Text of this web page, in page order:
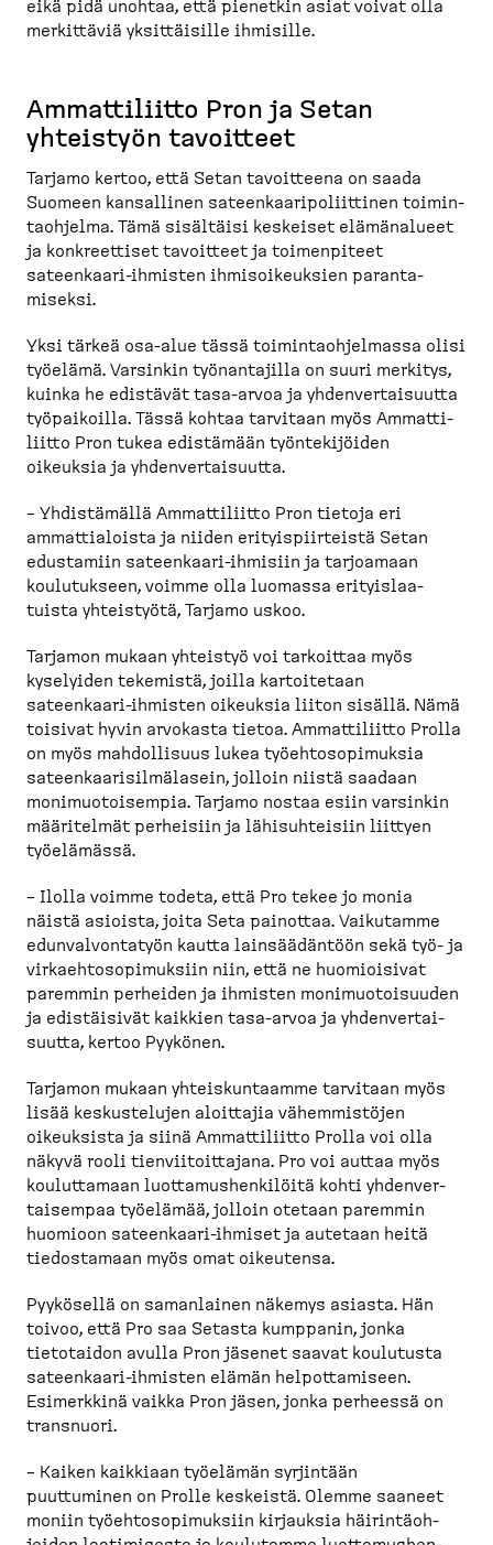
eikä pidä unohtaa, että pienetkin asiat voivat olla
merkittäviä yksittäisille ihmisille.
Ammatti­liitto Pron ja Setan
yhteistyön tavoitteet
Tarjamo kertoo, että Setan tavoitteena on saada
Suomeen kansallinen sateen­kaa­ri­po­liittinen toimin­
taohjelma. Tämä sisältäisi keskeiset elämänalueet
ja konkreettiset tavoitteet ja toimen­piteet
sateenkaari-​ihmisten ihmisoi­keuksien paranta­
miseksi.
Yksi tärkeä osa-​alue tässä toimin­taoh­jelmassa olisi
työelämä. Varsinkin työnan­tajilla on suuri merkitys,
kuinka he edistävät tasa-​arvoa ja yhdenver­tai­suutta
työpai­koilla. Tässä kohtaa tarvitaan myös Ammatti­
liitto Pron tukea edistämään työnte­ki­jöiden
oikeuksia ja yhdenver­tai­suutta.
– Yhdistämällä Ammatti­liitto Pron tietoja eri
ammattia­loista ja niiden erityis­piir­teistä Setan
edustamiin sateenkaari-​ihmisiin ja tarjoamaan
koulutukseen, voimme olla luomassa erityis­laa­
tuista yhteistyötä, Tarjamo uskoo.
Tarjamon mukaan yhteistyö voi tarkoittaa myös
kyselyiden tekemistä, joilla kartoi­tetaan
sateenkaari-​ihmisten oikeuksia liiton sisällä. Nämä
toisivat hyvin arvokasta tietoa. Ammatti­liitto Prolla
on myös mahdol­lisuus lukea työehto­so­pi­muksia
sateen­kaa­ri­sil­mä­lasein, jolloin niistä saadaan
monimuo­toi­sempia. Tarjamo nostaa esiin varsinkin
määritelmät perheisiin ja lähisuh­teisiin liittyen
työelämässä.
– Ilolla voimme todeta, että Pro tekee jo monia
näistä asioista, joita Seta painottaa. Vaikutamme
edunval­von­tatyön kautta lainsää­däntöön sekä työ- ja
virkaeh­to­so­pi­muksiin niin, että ne huomioisivat
paremmin perheiden ja ihmisten monimuo­toi­suuden
ja edistäisivät kaikkien tasa-​arvoa ja yhdenver­tai­
suutta, kertoo Pyykönen.
Tarjamon mukaan yhteis­kun­taamme tarvitaan myös
lisää keskus­telujen aloittajia vähemmistöjen
oikeuksista ja siinä Ammatti­liitto Prolla voi olla
näkyvä rooli tienvii­toit­tajana. Pro voi auttaa myös
koulut­tamaan luotta­mus­hen­kilöitä kohti yhdenver­
tai­sempaa työelämää, jolloin otetaan paremmin
huomioon sateenkaari-​ihmiset ja autetaan heitä
tiedos­tamaan myös omat oikeutensa.
Pyykösellä on samanlainen näkemys asiasta. Hän
toivoo, että Pro saa Setasta kumppanin, jonka
tietotaidon avulla Pron jäsenet saavat koulutusta
sateenkaari-​ihmisten elämän helpot­ta­miseen.
Esimerkkinä vaikka Pron jäsen, jonka perheessä on
transnuori.
– Kaiken kaikkiaan työelämän syrjintään
puuttuminen on Prolle keskeistä. Olemme saaneet
moniin työehto­so­pi­muksiin kirjauksia häirin­tä­oh­